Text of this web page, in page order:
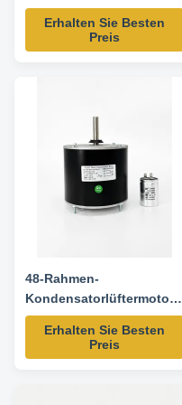
1075RPM 60Hz 1/6HP
Technical parameters Model No.
Power HP Voltage Speed
208-230V 60Hz 1075/1
FSE1026S 3728 3732 ...
Erhalten Sie Besten
Preis
48-Rahmen-
Kondensatorlüftermotor -
1/4 PS 208-230 V 60 Hz
850 U/min
Erhalten Sie Besten
Preis